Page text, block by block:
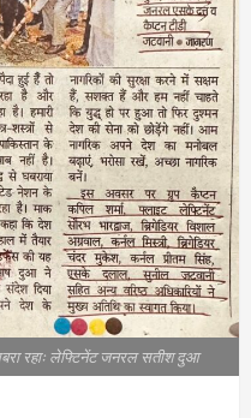
रहाः लेफ्टिनेंट जनरल सतीश दुआ